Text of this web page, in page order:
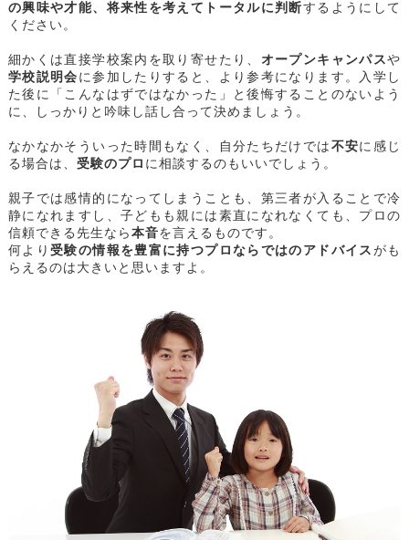
の興味や才能、将来性を考えて トータルに判断するようにして
ください。
細かくは直接学校案内を取り寄せたり、 オープンキャンパスや
学校説明会 に参加したりすると、より参考になります。入学し
た後に「こんなはずではなかった」と後悔することのないよう
に、しっかりと吟味し話し合って決めましょう。
なかなかそういった時間もなく、自分たちだけでは 不安に感じ
る場合は、 受験のプロ に相談するのもいいでしょう。
親子では感情的になってしまうことも、第三者が入ることで冷
静になれますし、子どもも親には素直になれなくても、プロの
信頼できる先生なら 本音を言えるものです。
何より受験の情報を豊富に持つプロならではのアドバイス がも
らえるのは大きいと思いますよ。